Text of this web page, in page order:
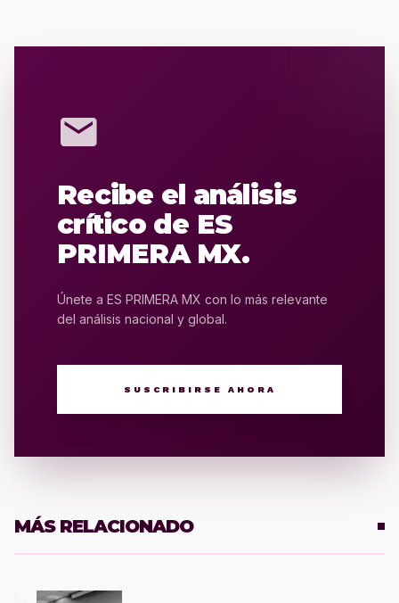
mail
Recibe el análisis
crítico de ES
PRIMERA MX.
Únete a ES PRIMERA MX con lo más relevante
del análisis nacional y global.
SUSCRIBIRSE AHORA
MÁS RELACIONADO